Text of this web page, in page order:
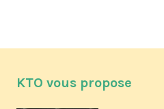
KTO vous propose